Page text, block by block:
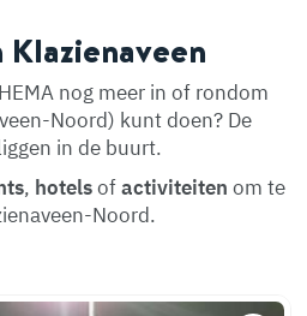
nog meer in of rondom
Noord) kunt doen? De
in de buurt.
, hotelsofactiviteiten om te
Noord.